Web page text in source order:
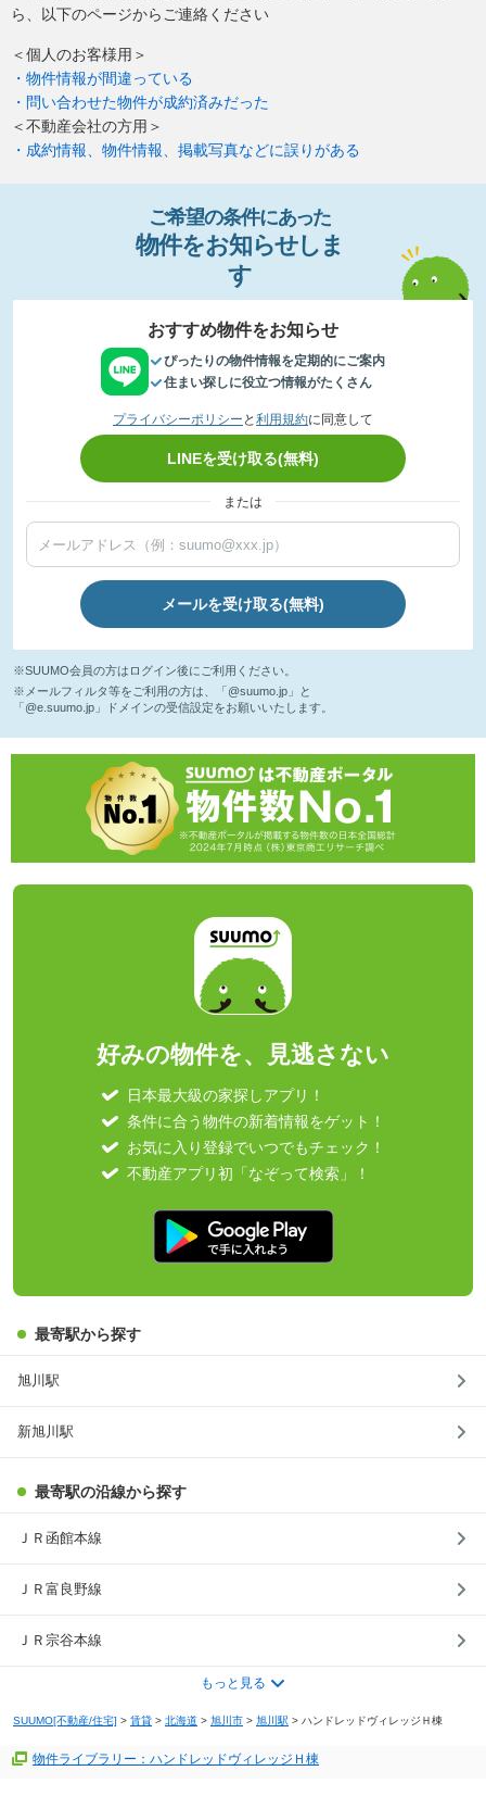
ら、以下のページからご連絡ください
＜個人のお客様用＞
・物件情報が間違っている
・問い合わせた物件が成約済みだった
＜不動産会社の方用＞
・成約情報、物件情報、掲載写真などに誤りがある
ご希望の条件にあった
物件をお知らせし ま
す
おすすめ物件をお知らせ
ぴったりの物件情報を定期的にご案内
住まい探しに役立つ情報がたくさん
プライバシーポリシー と 利用規約に同意して
LINEを受け取る(無料)
または
メールを受け取る(無料)
※SUUMO会員の方はログイン後にご利用ください。
※メールフィルタ等をご利用の方は、「@suumo.jp」と
「@e.suumo.jp」ドメインの受信設定をお願いいたします。
好みの物件を、見逃さない
日本最大級の家探しアプリ！
条件に合う物件の新着情報をゲット！
お気に入り登録でいつでもチェック！
不動産アプリ初「なぞって検索」！
最寄駅から探す
旭川駅
新旭川駅
最寄駅の沿線から探す
ＪＲ函館本線
ＪＲ富良野線
ＪＲ宗谷本線
もっと見る
SUUMO[不動産/住宅] > 賃貸 > 北海道 > 旭川市 > 旭川駅 > ハンドレッドヴィレッジＨ棟
物件ライブラリー：ハンドレッドヴィレッジＨ棟